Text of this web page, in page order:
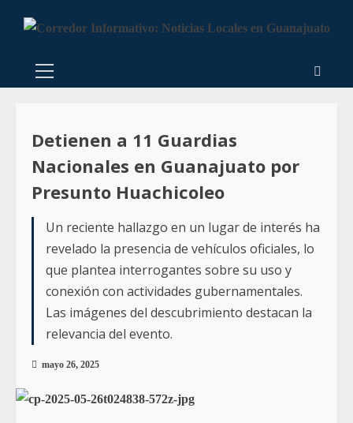
Detienen a 11 Guardias
Nacionales en Guanajuato por
Presunto Huachicoleo
Un reciente hallazgo en un lugar de interés ha
revelado la presencia de vehículos oficiales, lo
que plantea interrogantes sobre su uso y
conexión con actividades gubernamentales.
Las imágenes del descubrimiento destacan la
relevancia del evento.
mayo 26, 2025